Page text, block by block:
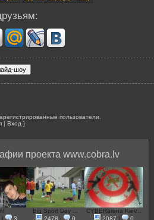
пользователи.
Вход ]
проекта www.cobra.lv
Big Sport Day ...
CYBERarena Kiev...